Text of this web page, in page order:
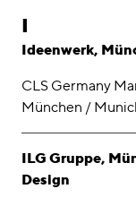
I
Ideenwerk,
CLS Germany
München /
ILG Gruppe,
Design